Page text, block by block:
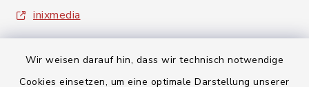
Wir weisen darauf hin, dass wir technisch notwendige
Cookies einsetzen, um eine optimale Darstellung unserer
inixmedia